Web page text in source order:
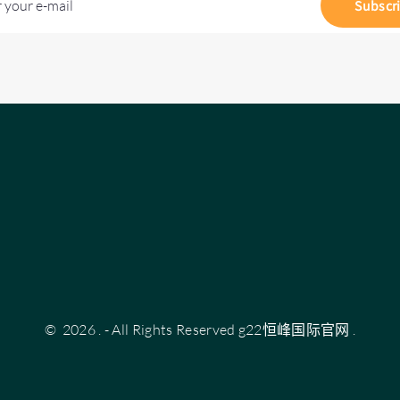
your e-mail
© 2026 - All Rights Reserved g22恒峰国际官网